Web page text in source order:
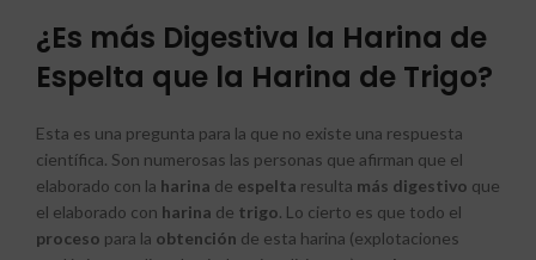
¿Es más Digestiva la Harina de
Espelta que la Harina de Trigo?
Esta es una pregunta para la que no existe una respuesta
científica. Son numerosas las personas que afirman que el
elaborado con la harina de espelta resulta más digestivo que
el elaborado con harina de trigo. Lo cierto es que todo el
proceso para la obtención de esta harina (explotaciones